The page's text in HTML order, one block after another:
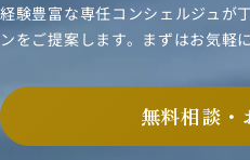
経験豊富な専任コンシェルジュが
ンをご提案します。まずはお気軽
無料相談・